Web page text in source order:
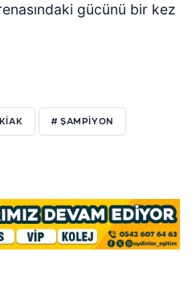
gücünü bir kez
# ŞAMPIYON